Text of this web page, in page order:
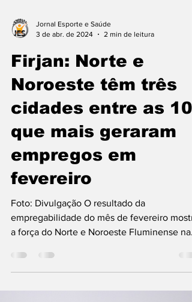
Jornal Esporte e Saúde
3 de abr. de 2024
2 min de leitura
Firjan: Norte e
Noroeste têm três
cidades entre as 10
que mais geraram
empregos em
fevereiro